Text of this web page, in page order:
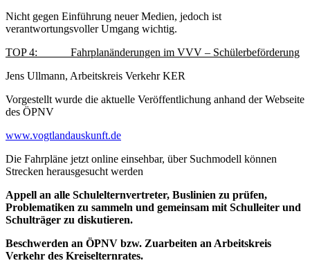
Nicht gegen Einführung neuer Medien, jedoch ist
verantwortungsvoller Umgang wichtig.
TOP 4: Fahrplanänderungen im VVV – Schülerbeförderung
Jens Ullmann, Arbeitskreis Verkehr KER
Vorgestellt wurde die aktuelle Veröffentlichung anhand der Webseite
des ÖPNV
www.vogtlandauskunft.de
Die Fahrpläne jetzt online einsehbar, über Suchmodell können
Strecken herausgesucht werden
Appell an alle Schulelternvertreter, Buslinien zu prüfen,
Problematiken zu sammeln und gemeinsam mit Schulleiter und
Schulträger zu diskutieren.
Beschwerden an ÖPNV bzw. Zuarbeiten an Arbeitskreis
Verkehr des Kreiselternrates.